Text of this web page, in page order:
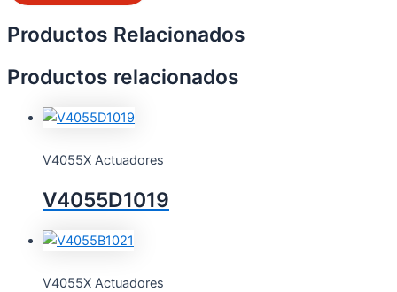
Productos Relacionados
Productos relacionados
V4055X Actuadores
V4055D1019
V4055X Actuadores